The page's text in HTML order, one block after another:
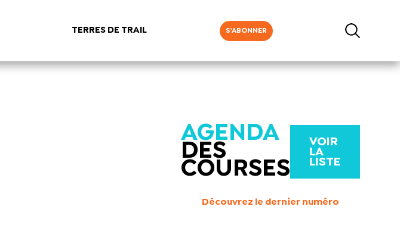
TERRES DE TRAIL S'ABONNER
AGENDA
DES
COURSES
VOIR
LA
LISTE
Découvrez le dernier numéro